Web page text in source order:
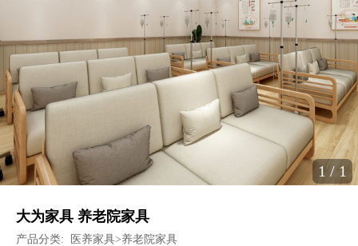
1 / 1
大为家具 养老院家具
产品分类:
医养家具>养老院家具